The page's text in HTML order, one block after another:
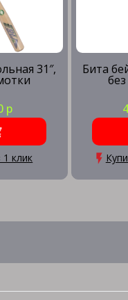
31″,
р
1 клик
Бита